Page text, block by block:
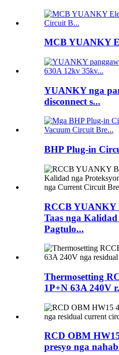
MCB YUANKY
YUANKY nga
disconnect s...
BHP Plug-in
RCCB YUANKY
Taas nga
Pagtulo...
Thermosetting
1P+N 63A 240V
RCD OBM
presyo nga